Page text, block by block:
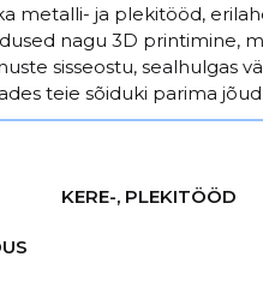
metalli- ja plekitööd,
nagu 3D printimine,
sisseostu, sealhulgas
teie sõiduki parima
KERE-, PLEKITÖÖD